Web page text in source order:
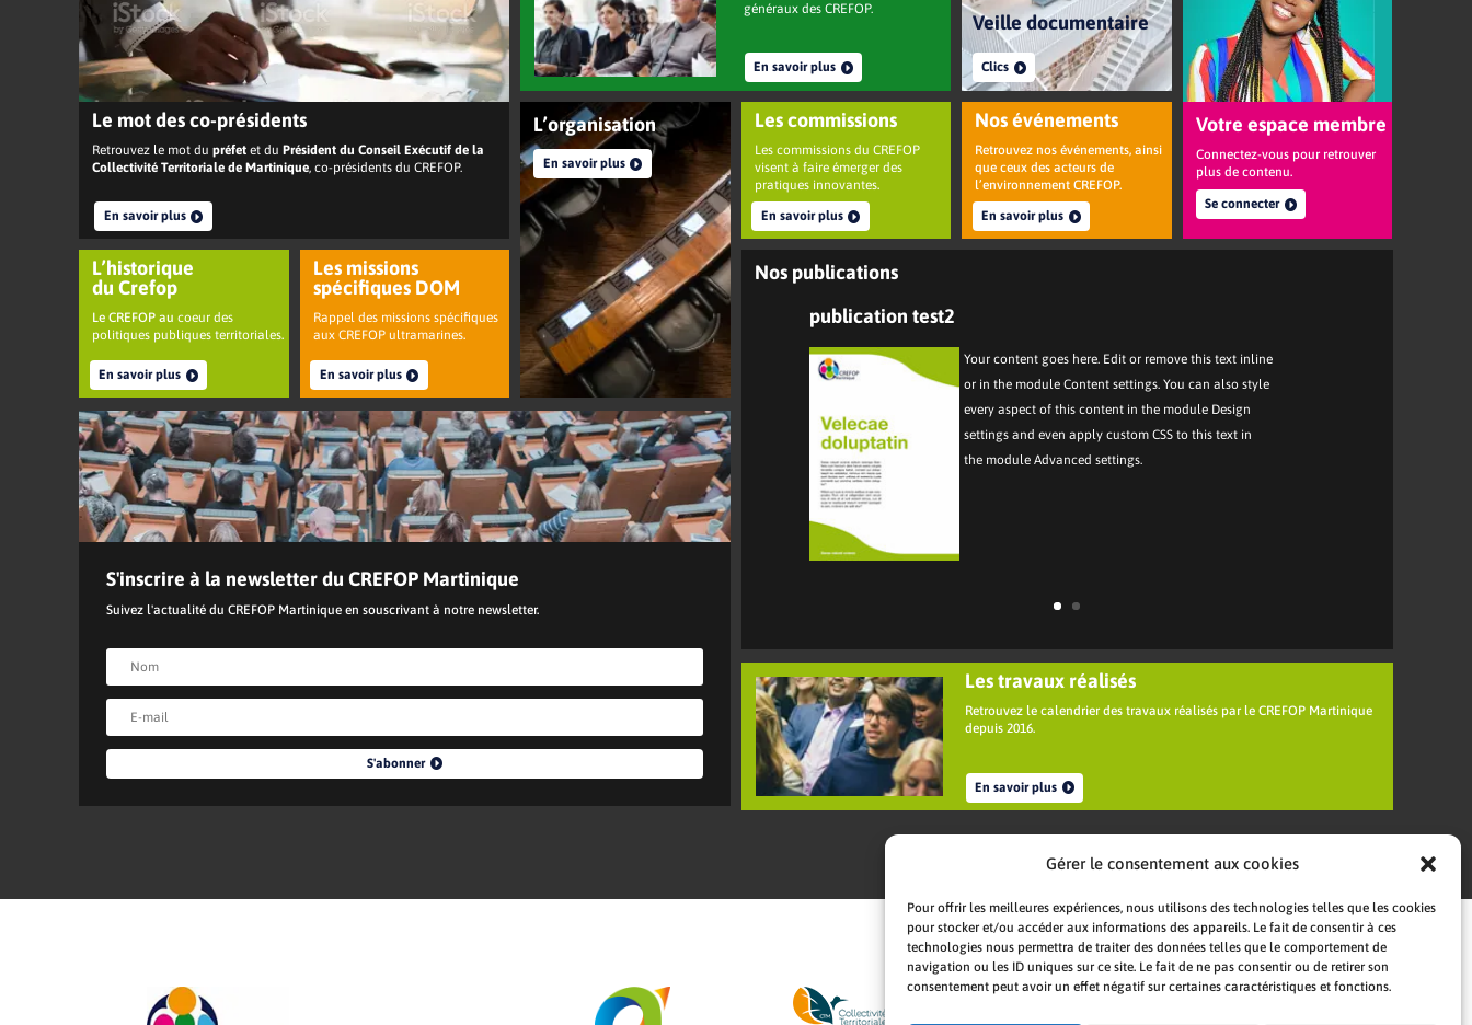
Gérer le consentement aux cookies
Pour offrir les meilleures expériences, nous utilisons des technologies telles que les cookies
pour stocker et/ou accéder aux informations des appareils. Le fait de consentir à ces
technologies nous permettra de traiter des données telles que le comportement de
navigation ou les ID uniques sur ce site. Le fait de ne pas consentir ou de retirer son
consentement peut avoir un effet négatif sur certaines caractéristiques et fonctions.
Le mot des co-présidents
Retrouvez le mot dupréfet et duPrésident du Conseil Exécutif de la
Collectivité Territoriale de Martinique, co-présidents du CREFOP.
En savoir plus
généraux des CREFOP.
En savoir plus
Veille documentaire
Clics
Votre espace membre
Connectez-vous pour retrouver
plus de contenu.
Se connecter
L’organisation
En savoir plus
Les commissions
Les commissions du CREFOP
visent à faire émerger des
pratiques innovantes.
En savoir plus
Nos événements
Retrouvez nos événements, ainsi
que ceux des acteurs de
l’environnement CREFOP.
En savoir plus
L’historique
du Crefop
Le CREFOP aucoeur des
politiques publiques territoriales.
En savoir plus
Les missions
spécifiques DOM
Rappel des missions spécifiques
aux CREFOP ultramarines.
En savoir plus
Nos publications
publication test2
Your content goes here. Edit or remove this text inline
or in the module Content settings. You can also style
every aspect of this content in the module Design
settings and even apply custom CSS to this text in
the module Advanced settings.
S'inscrire à la newsletter du CREFOP Martinique
Suivez l'actualité du CREFOP Martinique en souscrivant à notre newsletter.
S'abonner
Les travaux réalisés
Retrouvez le calendrier des travaux réalisés par le CREFOP Martinique
depuis 2016.
En savoir plus